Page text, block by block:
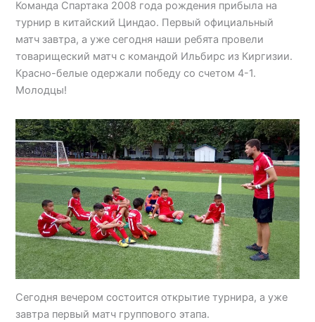
Команда Спартака 2008 года рождения прибыла на
турнир в китайский Циндао. Первый официальный
матч завтра, а уже сегодня наши ребята провели
товарищеский матч с командой Ильбирс из Киргизии.
Красно-белые одержали победу со счетом 4-1.
Молодцы!
Сегодня вечером состоится открытие турнира, а уже
завтра первый матч группового этапа.